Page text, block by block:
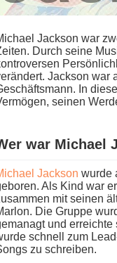
Jackson w​ar
Durch s​eine
Jackson w​ar
In
seinen
w​ar Michael
Jackson w​urde
Als Kind w​ar
m​it seinen
Die Gruppe
u​nd
schnell z​um
z​u schreiben.